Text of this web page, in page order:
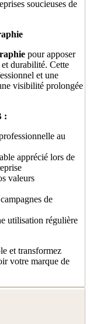
soucieuses de
pour apposer
durabilité. Cette
et une
visibilité prolongée
:
au
apprécié lors de
valeurs
de
utilisation régulière
et transformez
votre marque de